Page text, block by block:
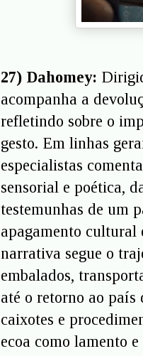
27) Dahomey:
acompanha a
refletindo sobre o
gesto. Em linhas
especialistas
sensorial e poética,
testemunhas de um
apagamento cultural
narrativa segue o
embalados,
até o retorno ao país
caixotes e
ecoa como lamento